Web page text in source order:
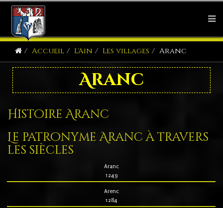
Accueil L'Ain Les villages Aranc
Aranc
Histoire Aranc
Le patronyme Aranc à travers
les siècles
Aranc
1249
Arenc
1284